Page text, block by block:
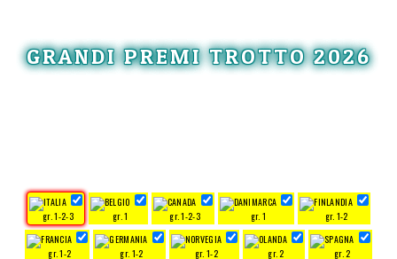
GRANDI PREMI TROTTO 2026
gr. 1-2-3 gr. 1 gr. 1-2-3 gr. 1 gr. 1-2
gr. 1-2 gr. 1-2 gr. 1-2 gr. 2 gr. 2